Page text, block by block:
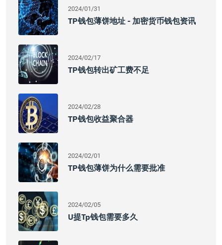
2024/01/31
TP钱包薄饼地址 - 加密货币钱包资讯
2024/02/17
TP钱包转出矿工费不足
2024/02/28
TP钱包收益聚合器
2024/02/01
TP钱包薄饼为什么需要批准
2024/02/05
U提tp钱包需要多久